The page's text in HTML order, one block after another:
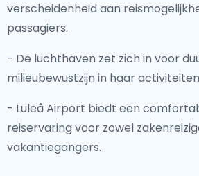
verscheidenheid aan
passagiers.
- De luchthaven zet zich in voor
milieubewustzijn in haar
- Luleå Airport biedt een
reiservaring voor zowel
vakantiegangers.